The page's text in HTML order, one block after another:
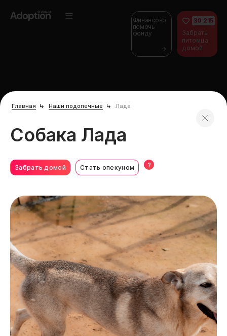
Финансово
помочь
фонду
30 215
Забрать
питомца
домой
Главная Наши подопечные Лада
Собака Лада
Забрать домой Стать опекуном ?